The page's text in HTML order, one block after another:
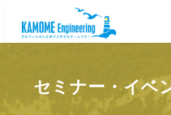
セミナー・イベ